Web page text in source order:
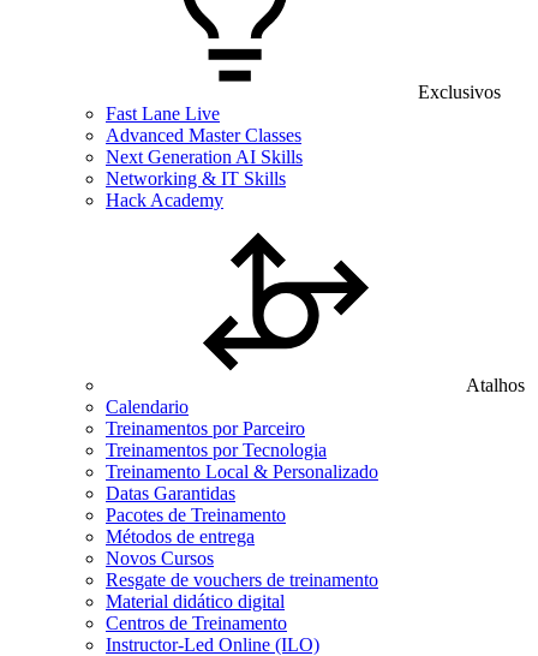
Exclusivos
Fast Lane Live
Advanced Master Classes
Next Generation AI Skills
Networking & IT Skills
Hack Academy
Atalhos
Calendario
Treinamentos por Parceiro
Treinamentos por Tecnologia
Treinamento Local & Personalizado
Datas Garantidas
Pacotes de Treinamento
Métodos de entrega
Novos Cursos
Resgate de vouchers de treinamento
Material didático digital
Centros de Treinamento
Instructor-Led Online (ILO)